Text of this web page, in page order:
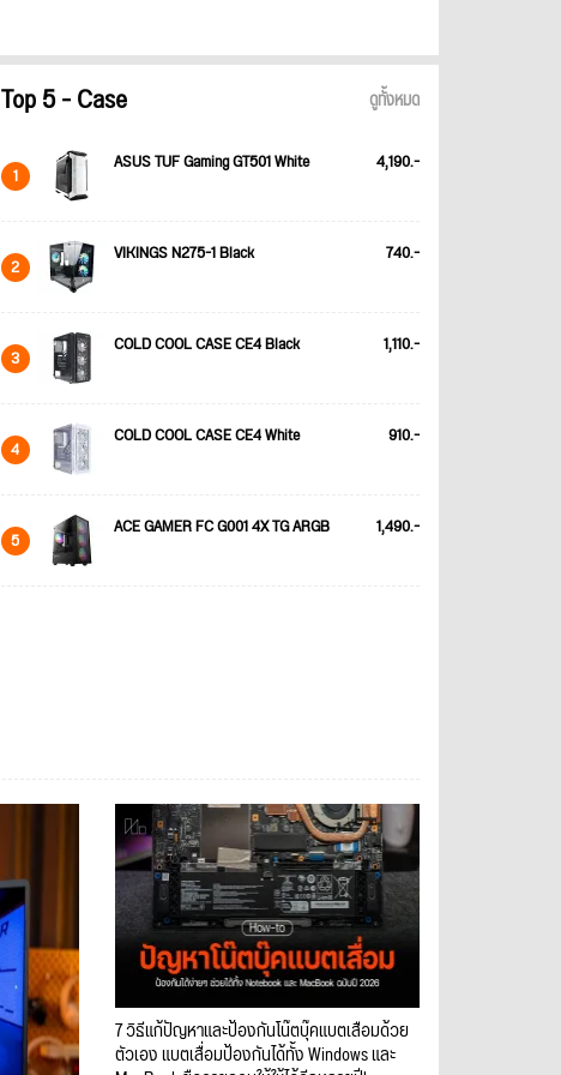
Top 5 - Case ดูทั้งหมด
1 ASUS TUF Gaming GT501 White 4,190.-
2 VIKINGS N275-1 Black 740.-
3 COLD COOL CASE CE4 Black 1,110.-
4 COLD COOL CASE CE4 White 910.-
5 ACE GAMER FC G001 4X TG ARGB 1,490.-
7 วิธีแก้ปัญหาและป้องกันโน๊ตบุ๊คแบตเสื่อมด้วย
ตัวเอง แบตเสื่อมป้องกันได้ทั้ง Windows และ